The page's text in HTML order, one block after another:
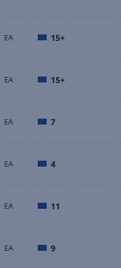
EA 15+
EA 15+
EA 7
EA 4
EA 11
EA 9